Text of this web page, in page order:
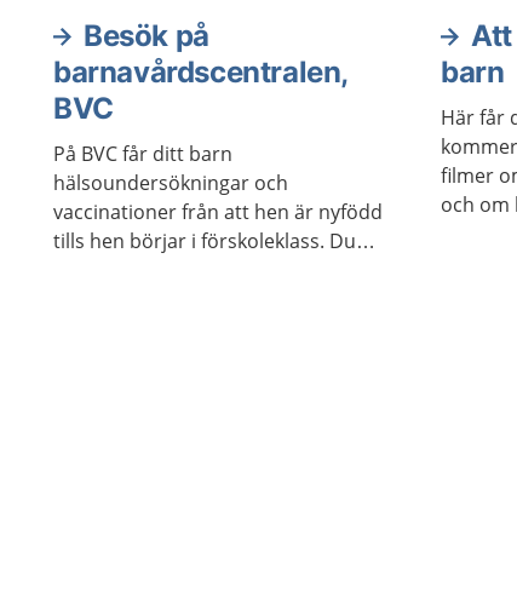
Besök på
barnavårdscentralen,
BVC
På BVC får ditt barn
hälsoundersökningar och
vaccinationer från att hen är nyfödd
tills hen börjar i förskoleklass. Du
Att
barn
Här får
filmer
och om